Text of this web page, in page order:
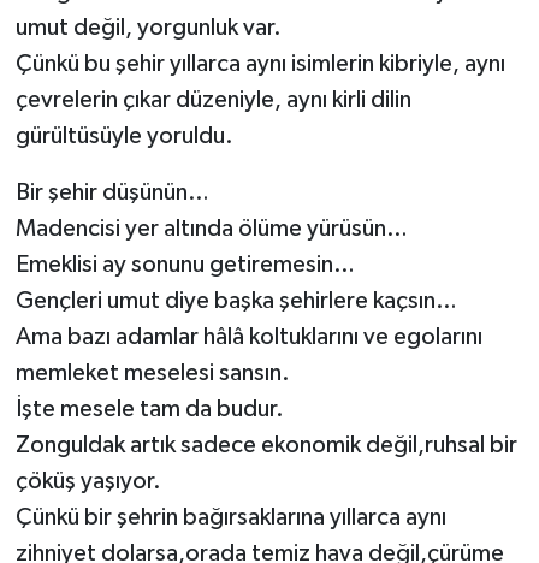
umut değil, yorgunluk var.
Çünkü bu şehir yıllarca aynı isimlerin kibriyle, aynı
çevrelerin çıkar düzeniyle, aynı kirli dilin
gürültüsüyle yoruldu.
Bir şehir düşünün…
Madencisi yer altında ölüme yürüsün…
Emeklisi ay sonunu getiremesin…
Gençleri umut diye başka şehirlere kaçsın…
Ama bazı adamlar hâlâ koltuklarını ve egolarını
memleket meselesi sansın.
İşte mesele tam da budur.
Zonguldak artık sadece ekonomik değil,ruhsal bir
çöküş yaşıyor.
Çünkü bir şehrin bağırsaklarına yıllarca aynı
zihniyet dolarsa,orada temiz hava değil,çürüme